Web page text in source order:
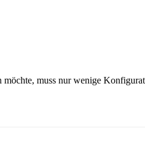
muss nur wenige